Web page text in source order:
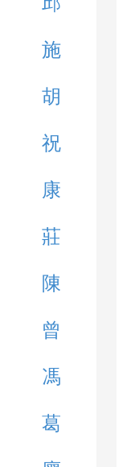
施
胡
祝
康
莊
陳
曾
馮
葛